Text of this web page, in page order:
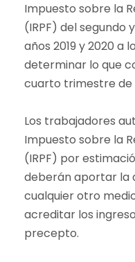
Impuesto sobre la
(IRPF) del
años 2019 y 2020 a
determinar lo que
cuarto trimestre de
Los trabajadores
Impuesto sobre la
(IRPF) por
deberán aportar la
cualquier otro
acreditar los
precepto.